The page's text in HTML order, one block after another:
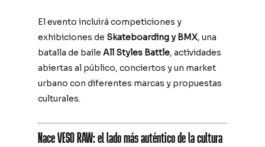
El evento incluirá competiciones y
exhibiciones de Skateboarding y BMX, una
batalla de baileAll Styles Battle, actividades
abiertas al público, conciertos y un market
urbano con diferentes marcas y propuestas
culturales.
Nace VESO RAW: el lado más auténtico de la cultura